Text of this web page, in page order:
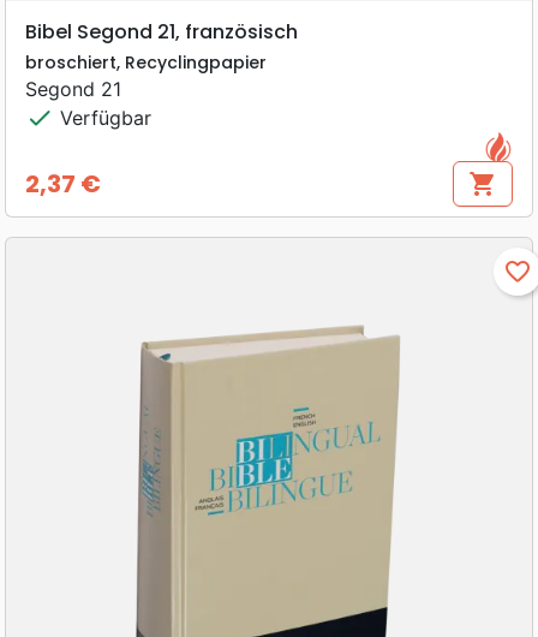
Bibel Segond 21, französisch
broschiert, Recyclingpapier
Segond 21
check Verfügbar
Preis
2,37 € shopping_cart
favorite_border